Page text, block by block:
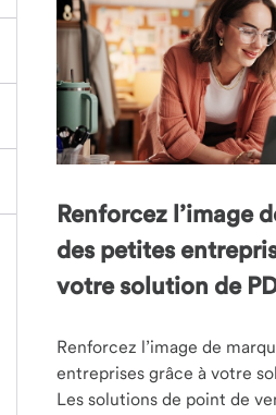
Renforcez l’image
des petites
votre solution de
Renforcez l’image de
entreprises grâce à votre
Les solutions de point de